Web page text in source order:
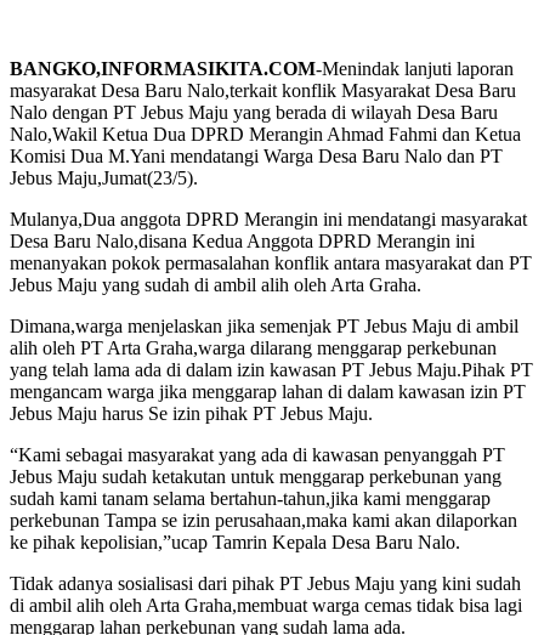
BANGKO,INFORMASIKITA.COM-Menindak lanjuti laporan
masyarakat Desa Baru Nalo,terkait konflik Masyarakat Desa Baru
Nalo dengan PT Jebus Maju yang berada di wilayah Desa Baru
Nalo,Wakil Ketua Dua DPRD Merangin Ahmad Fahmi dan Ketua
Komisi Dua M.Yani mendatangi Warga Desa Baru Nalo dan PT
Jebus Maju,Jumat(23/5).
Mulanya,Dua anggota DPRD Merangin ini mendatangi masyarakat
Desa Baru Nalo,disana Kedua Anggota DPRD Merangin ini
menanyakan pokok permasalahan konflik antara masyarakat dan PT
Jebus Maju yang sudah di ambil alih oleh Arta Graha.
Dimana,warga menjelaskan jika semenjak PT Jebus Maju di ambil
alih oleh PT Arta Graha,warga dilarang menggarap perkebunan
yang telah lama ada di dalam izin kawasan PT Jebus Maju.Pihak PT
mengancam warga jika menggarap lahan di dalam kawasan izin PT
Jebus Maju harus Se izin pihak PT Jebus Maju.
“Kami sebagai masyarakat yang ada di kawasan penyanggah PT
Jebus Maju sudah ketakutan untuk menggarap perkebunan yang
sudah kami tanam selama bertahun-tahun,jika kami menggarap
perkebunan Tampa se izin perusahaan,maka kami akan dilaporkan
ke pihak kepolisian,”ucap Tamrin Kepala Desa Baru Nalo.
Tidak adanya sosialisasi dari pihak PT Jebus Maju yang kini sudah
di ambil alih oleh Arta Graha,membuat warga cemas tidak bisa lagi
menggarap lahan perkebunan yang sudah lama ada.